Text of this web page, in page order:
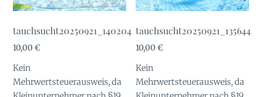
tauchsucht20250921_140204
10,00€
Kein
Mehrwertsteuerausweis, da
tauchsucht20250921_135644
10,00€
Kein
Mehrwertsteuerausweis, da